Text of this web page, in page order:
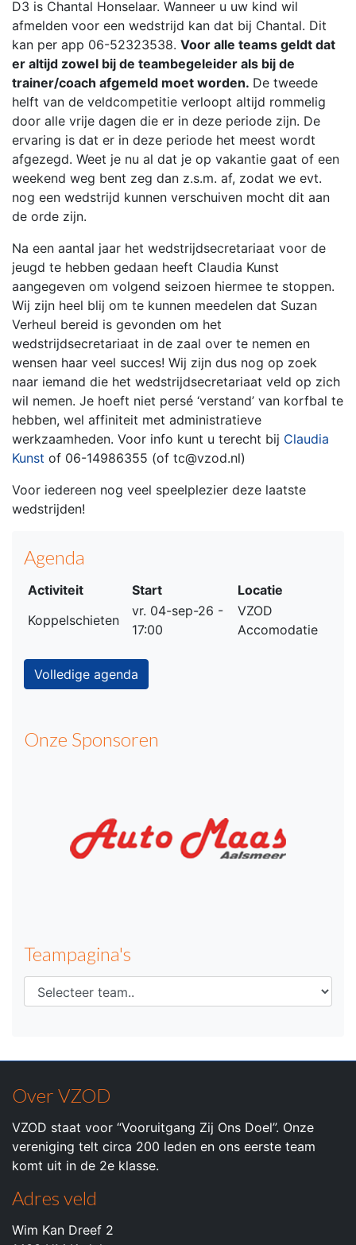
D3 is Chantal Honselaar. Wanneer u uw kind wil
afmelden voor een wedstrijd kan dat bij Chantal. Dit
kan per app 06-52323538. Voor alle teams geldt dat
er altijd zowel bij de teambegeleider als bij de
trainer/coach afgemeld moet worden. De tweede
helft van de veldcompetitie verloopt altijd rommelig
door alle vrije dagen die er in deze periode zijn. De
ervaring is dat er in deze periode het meest wordt
afgezegd. Weet je nu al dat je op vakantie gaat of een
weekend weg bent zeg dan z.s.m. af, zodat we evt.
nog een wedstrijd kunnen verschuiven mocht dit aan
de orde zijn.
Na een aantal jaar het wedstrijdsecretariaat voor de
jeugd te hebben gedaan heeft Claudia Kunst
aangegeven om volgend seizoen hiermee te stoppen.
Wij zijn heel blij om te kunnen meedelen dat Suzan
Verheul bereid is gevonden om het
wedstrijdsecretariaat in de zaal over te nemen en
wensen haar veel succes! Wij zijn dus nog op zoek
naar iemand die het wedstrijdsecretariaat veld op zich
wil nemen. Je hoeft niet persé ‘verstand’ van korfbal te
hebben, wel affiniteit met administratieve
werkzaamheden. Voor info kunt u terecht bij Claudia
Kunst of 06-14986355 (of tc@vzod.nl)
Voor iedereen nog veel speelplezier deze laatste
wedstrijden!
Agenda
Activiteit Start
Locatie
Koppelschieten
vr. 04-sep-26 -
17:00
VZOD
Accomodatie
Volledige agenda
Onze Sponsoren
Teampagina's
Over VZOD
VZOD staat voor “Vooruitgang Zij Ons Doel”. Onze
vereniging telt circa 200 leden en ons eerste team
komt uit in de 2e klasse.
Adres veld
Wim Kan Dreef 2